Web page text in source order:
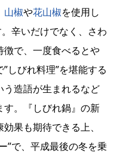
山椒や花山椒を使用し
辛いだけでなく、さわ
で、一度食べるとや
しびれ料理”を堪能する
造語が生まれるなど
。『しびれ鍋』の新
果も期待できる上、
”で、平成最後の冬を乗